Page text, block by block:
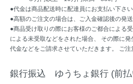
●代金は商品配送時に配達員にお支払い下さい
●高額のご注文の場合は、ご入金確認後の発
●商品受け取りの際にお客様のご都合による
による未受取などをされた場合、 その際に
代金などをご請求させていただきます。 ご注
銀行振込 ゆうちょ銀行 (前払